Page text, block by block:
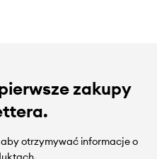
zakupy
aby otrzymywać informacje o